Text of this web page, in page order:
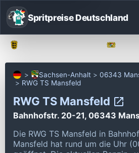
Spritpreise Deutschland
Sachsen-Anhalt
06343
RWG TS Mansfeld
RWG TS Mansfeld
Bahnhofstr. 20-21, 06343
Die RWG TS Mansfeld in
Mansfeld hat rund um die Uhr